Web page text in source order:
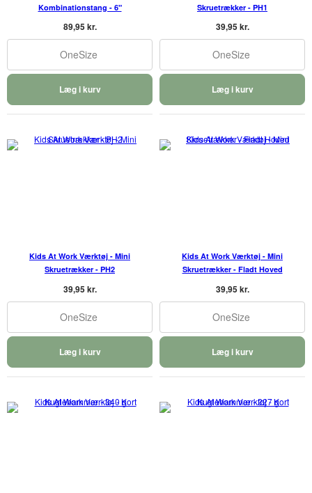
Kombinationstang - 6"
89,95 kr.
OneSize
Læg i kurv
Skruetrækker - PH1
39,95 kr.
OneSize
Læg i kurv
Kids At Work Værktøj - Mini
Skruetrækker - PH2
39,95 kr.
OneSize
Læg i kurv
Kids At Work Værktøj - Mini
Skruetrækker - Fladt Hoved
39,95 kr.
OneSize
Læg i kurv